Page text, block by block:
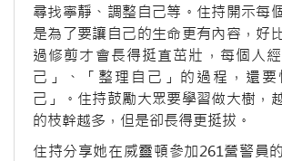
尋找寧靜、調整自己等。住持開示每
是為了要讓自己的生命更有內容，好
過修剪才會長得挺直茁壯，每個人
己」、「整理自己」的過程，還要
己」。住持鼓勵大眾要學習做大樹，
的枝幹越多，但是卻長得更挺拔。
住持分享她在威靈頓參加261營警員